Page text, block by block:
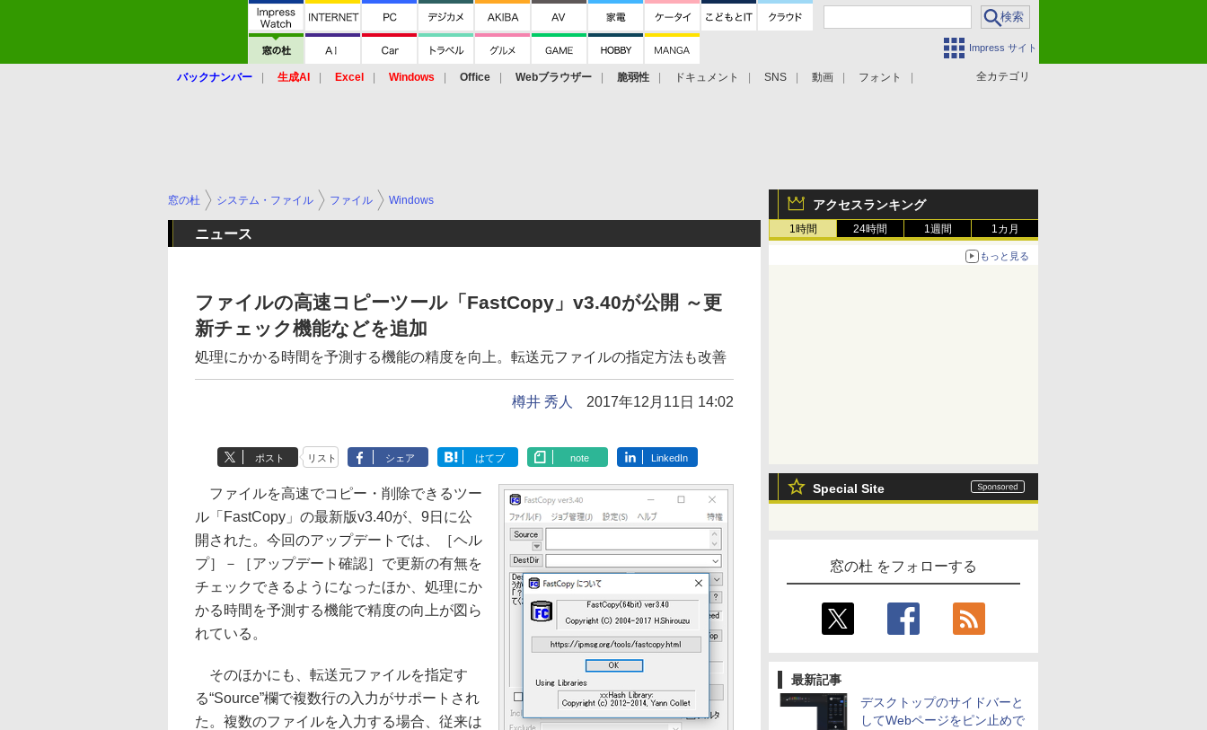
Impress サイト
全カテゴリ
バックナンバー 生成AI Excel Windows Office Webブラウザー 脆弱性 ドキュメント SNS 動画 フォント
アクセスランキング
1時間 24時間 1週間 1カ月
もっと見る
Special Site
窓の杜 をフォローする
最新記事
デスクトップのサイドバーと
してWebページをピン止めで
窓の杜 システム・ファイル ファイル Windows
ニュース
ファイルの高速コピーツール「FastCopy」v3.40が公開 ～更
新チェック機能などを追加
処理にかかる時間を予測する機能の精度を向上。転送元ファイルの指定方法も改善
樽井 秀人 2017年12月11日 14:02
ポスト リスト シェア はてブ note LinkedIn
ファイルを高速でコピー・削除できるツー
ル「FastCopy」の最新版v3.40が、9日に公
開された。今回のアップデートでは、［ヘル
プ］－［アップデート確認］で更新の有無を
チェックできるようになったほか、処理にか
かる時間を予測する機能で精度の向上が図ら
れている。
そのほかにも、転送元ファイルを指定す
る“Source”欄で複数行の入力がサポートされ
た。複数のファイルを入力する場合、従来は